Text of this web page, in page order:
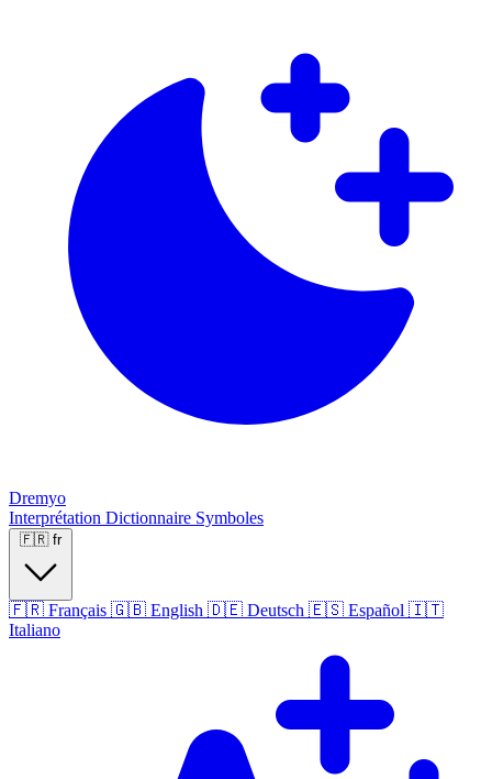
Dremyo
Interprétation Dictionnaire Symboles
🇫🇷 fr
🇫🇷 Français 🇬🇧 English 🇩🇪 Deutsch 🇪🇸 Español 🇮🇹
Italiano